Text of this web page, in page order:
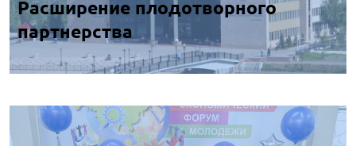
Расширение плодотворного
партнерства